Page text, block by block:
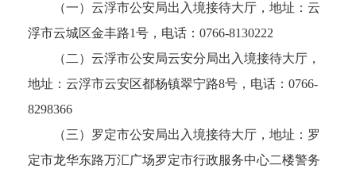
（一）云浮市公安局出入境接待大厅，地址：云
浮市云城区金丰路1号，电话：0766-8130222
（二）云浮市公安局云安分局出入境接待大厅，
地址：云浮市云安区都杨镇翠宁路8号，电话：0766-
8298366
（三）罗定市公安局出入境接待大厅，地址：罗
定市龙华东路万汇广场罗定市行政服务中心二楼警务